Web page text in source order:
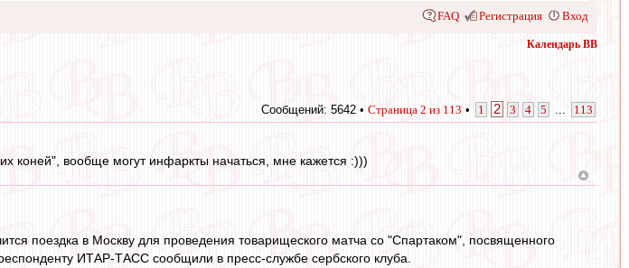
FAQ Регистрация Вход
Календарь ВВ
Сообщений: 5642 • Страница 2 из 113 • 1 2 3 4 5 113
коней", вообще могут инфаркты начаться, мне кажется :)))
поездка в Москву для проведения товарищеского матча со "Спартаком", посвященного
ИТАР-ТАСС сообщили в пресс-службе сербского клуба.